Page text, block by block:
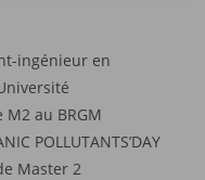
ingénieur en
au BRGM
POLLUTANTS’DAY
Master 2